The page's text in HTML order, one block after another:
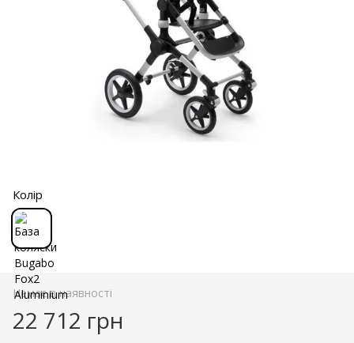
Колір
Немає в наявності
22 712 грн